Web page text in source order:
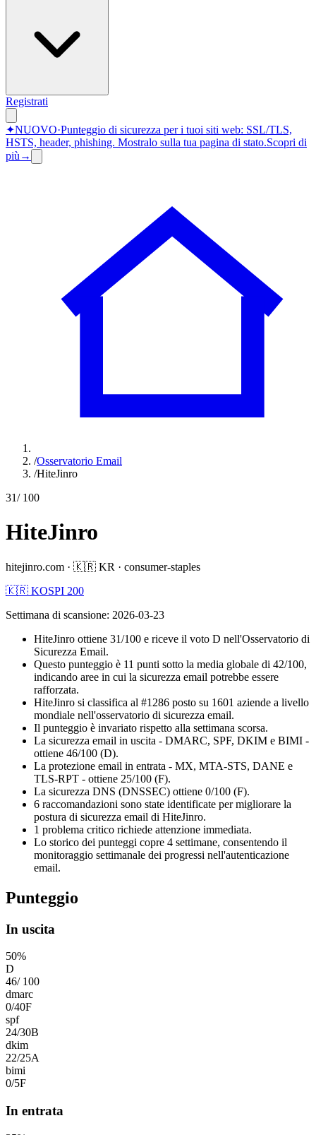
Registrati
✦NUOVO·Punteggio di sicurezza per i tuoi siti web: SSL/TLS,
HSTS, header, phishing. Mostralo sulla tua pagina di stato.Scopri di
più →
/Osservatorio Email
/HiteJinro
31/ 100
HiteJinro
hitejinro.com · 🇰🇷 KR · consumer-staples
🇰🇷 KOSPI 200
Settimana di scansione: 2026-03-23
HiteJinro ottiene 31/100 e riceve il voto D nell'Osservatorio di
Sicurezza Email.
Questo punteggio è 11 punti sotto la media globale di 42/100,
indicando aree in cui la sicurezza email potrebbe essere
rafforzata.
HiteJinro si classifica al #1286 posto su 1601 aziende a livello
mondiale nell'osservatorio di sicurezza email.
Il punteggio è invariato rispetto alla settimana scorsa.
La sicurezza email in uscita - DMARC, SPF, DKIM e BIMI -
ottiene 46/100 (D).
La protezione email in entrata - MX, MTA-STS, DANE e
TLS-RPT - ottiene 25/100 (F).
La sicurezza DNS (DNSSEC) ottiene 0/100 (F).
6 raccomandazioni sono state identificate per migliorare la
postura di sicurezza email di HiteJinro.
1 problema critico richiede attenzione immediata.
Lo storico dei punteggi copre 4 settimane, consentendo il
monitoraggio settimanale dei progressi nell'autenticazione
email.
Punteggio
In uscita
50%
D
46/ 100
dmarc
0/40F
spf
24/30B
dkim
22/25A
bimi
0/5F
In entrata